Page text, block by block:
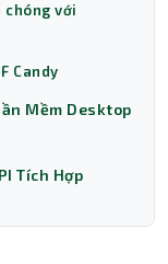
chóng với
Candy
Mềm Desktop
Tích Hợp